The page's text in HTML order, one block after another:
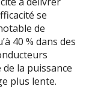
se
de
40 % dans des
la puissance
plus lente.